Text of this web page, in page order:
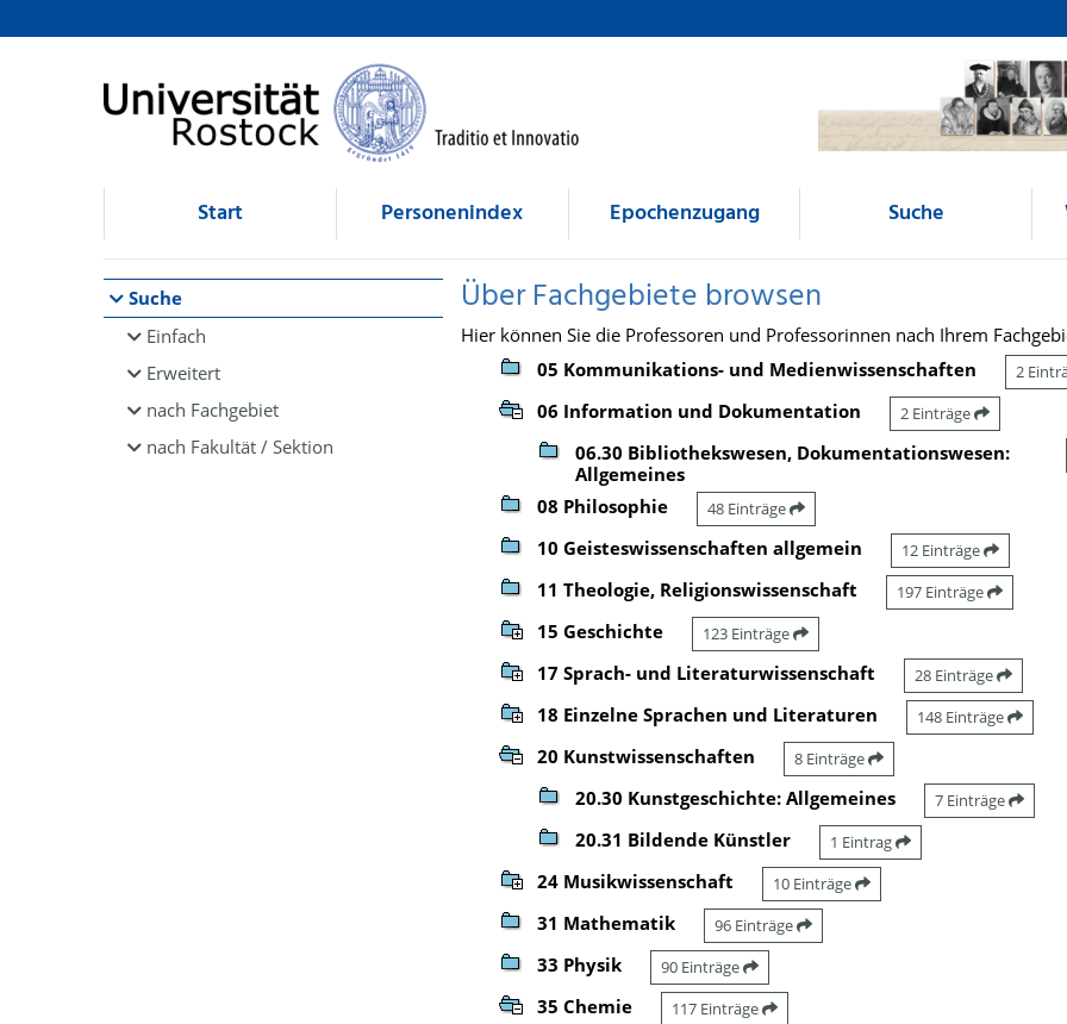
Browsen
direkt zum Inhalt
Start Personenindex Epochenzugang Suche
Suche
Einfach
Erweitert
nach Fachgebiet
nach Fakultät / Sektion
Über Fachgebiete browsen
Hier können Sie die Professoren und Professorinnen nach Ihrem
05 Kommunikations- und Medienwissenschaften
2
06 Information und Dokumentation 2 Einträge
06.30 Bibliothekswesen, Dokumentationswesen:
Allgemeines
08 Philosophie 48 Einträge
10 Geisteswissenschaften allgemein 12 Einträge
11 Theologie, Religionswissenschaft 197 Einträge
15 Geschichte 123 Einträge
17 Sprach- und Literaturwissenschaft 28 Einträge
18 Einzelne Sprachen und Literaturen 148 Einträge
20 Kunstwissenschaften 8 Einträge
20.30 Kunstgeschichte: Allgemeines 7 Einträge
20.31 Bildende Künstler 1 Eintrag
24 Musikwissenschaft 10 Einträge
31 Mathematik 96 Einträge
33 Physik 90 Einträge
35 Chemie 117 Einträge